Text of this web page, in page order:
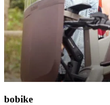
bobike